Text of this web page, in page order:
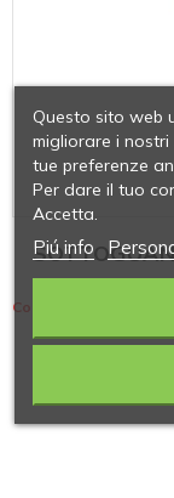
Contiene 7 articoli
Questo sito web
migliorare i
tue preferenze
Per dare il tuo
Accetta.
Piú info